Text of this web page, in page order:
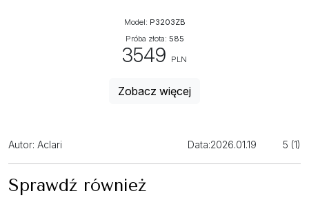
Model: P3203ZB
Próba złota: 585
3549 PLN
Zobacz więcej
Autor: Aclari Data:2026.01.19 5 (1)
Sprawdź również